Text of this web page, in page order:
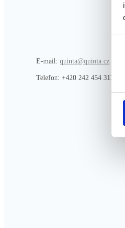
E-mail: quinta@quinta.cz
Telefon: +420 242 454 311